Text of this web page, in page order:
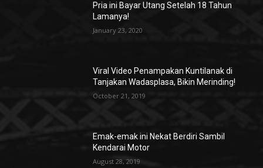
Pria ini Bayar Utang Setelah 18 Tahun
Lamanya!
January 23, 2020
Viral Video Penampakan Kuntilanak di
Tanjakan Wadasplasa, Bikin Merinding!
October 21, 2019
Emak-emak ini Nekat Berdiri Sambil
Kendarai Motor
August 28, 2019